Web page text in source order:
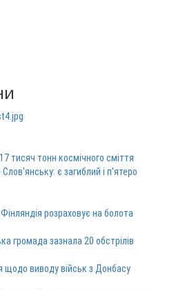
тисяч тонн космічного сміття
є загиблий і п'ятеро
Фінляндія розраховує на болота
громада зазнала 20 обстрілів
щодо виводу військ з Донбасу